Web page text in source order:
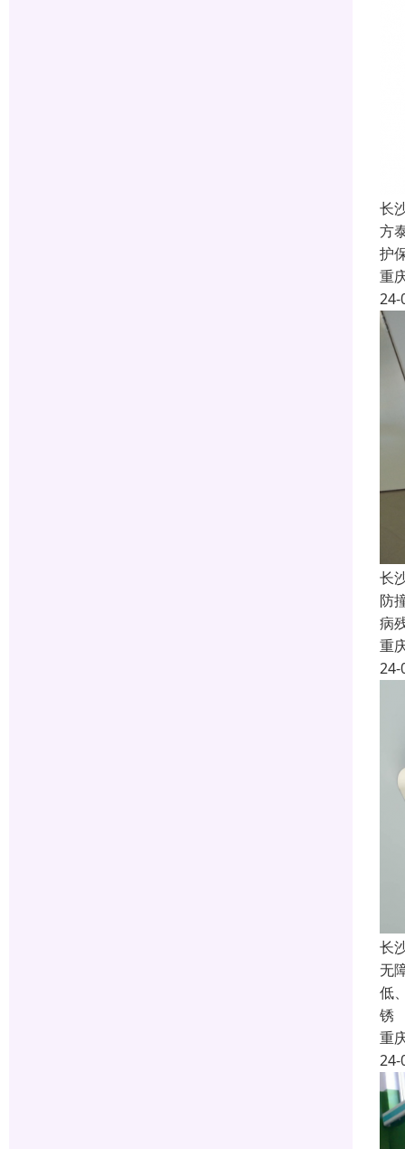
长
方
护
重
24-
长
防
病
重
24-
长
无
低
锈
重
24-